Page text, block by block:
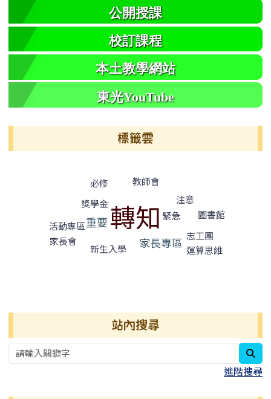
公開授課
校訂課程
本土教學網站
東光YouTube
標籤雲
必修
教師會
獎學金轉知 注意
活動專區重要 緊急 圖書館
家長會
新生入學 家長專區 志工團
運算思維
站內搜尋
進階搜尋